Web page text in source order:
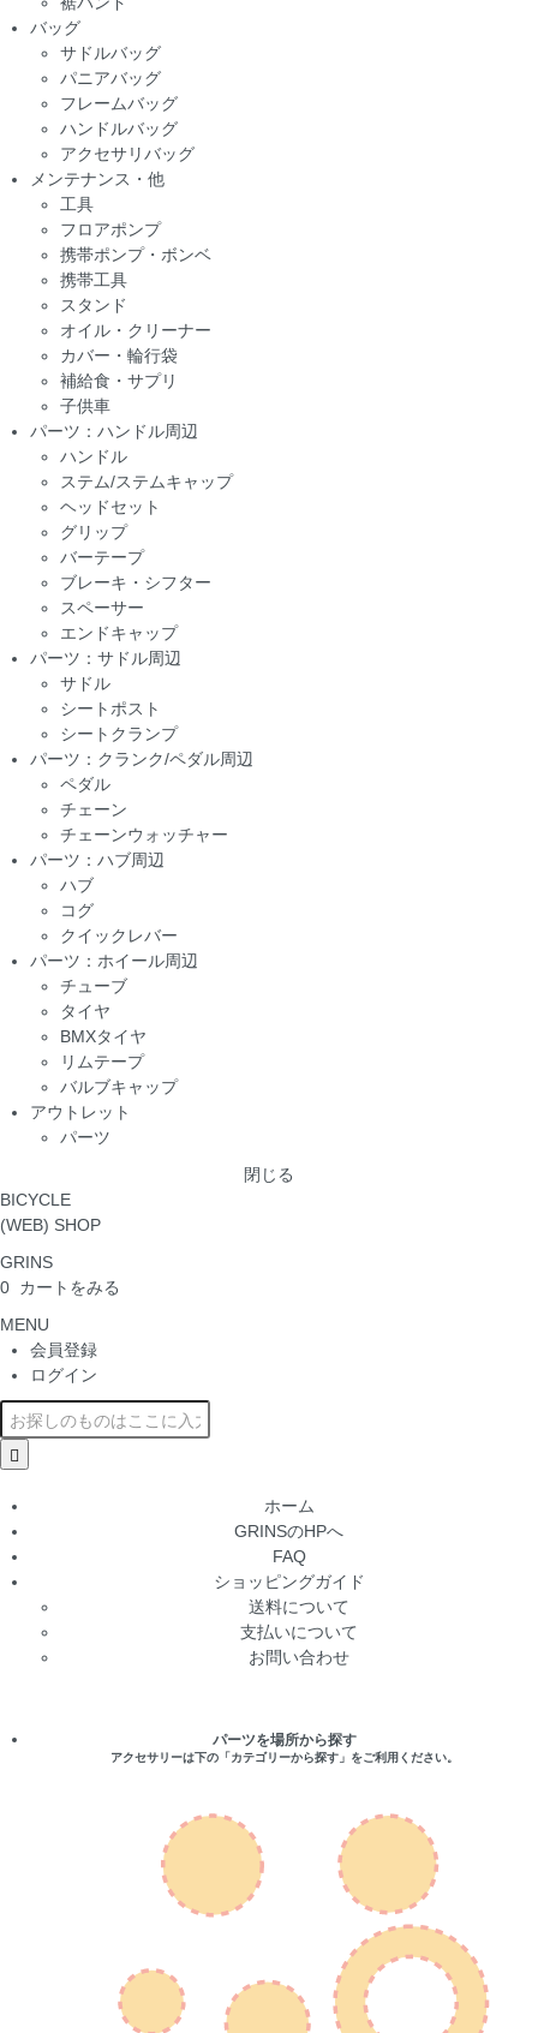
バッグ
サドルバッグ
パニアバッグ
フレームバッグ
ハンドルバッグ
アクセサリバッグ
メンテナンス・他
工具
フロアポンプ
携帯ポンプ・ボンベ
携帯工具
スタンド
オイル・クリーナー
カバー・輪行袋
補給食・サプリ
子供車
パーツ：ハンドル周辺
ハンドル
ステム/ステムキャップ
ヘッドセット
グリップ
バーテープ
ブレーキ・シフター
スペーサー
エンドキャップ
パーツ：サドル周辺
サドル
シートポスト
シートクランプ
パーツ：クランク/ペダル周辺
ペダル
チェーン
チェーンウォッチャー
パーツ：ハブ周辺
ハブ
コグ
クイックレバー
パーツ：ホイール周辺
チューブ
タイヤ
BMXタイヤ
リムテープ
バルブキャップ
アウトレット
パーツ
閉じる
BICYCLE
(WEB) SHOP
GRINS
0 カートをみる
MENU
会員登録
ログイン
ホーム
GRINSのHPへ
FAQ
ショッピングガイド
送料について
支払いについて
お問い合わせ
パーツを場所から探す
アクセサリーは下の「カテゴリーから探す」をご利用ください。